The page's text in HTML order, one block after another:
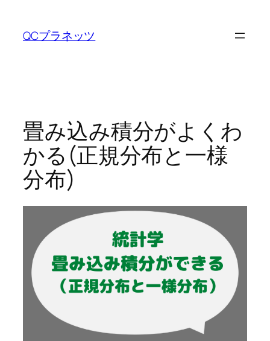
QCプラネッツ
畳み込み積分がよくわ
かる(正規分布と一様
分布)